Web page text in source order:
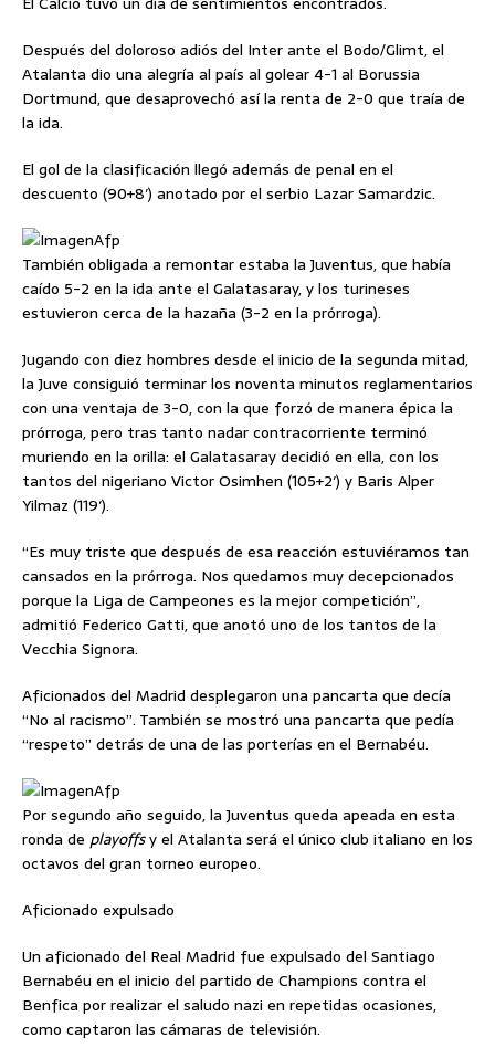
Después del doloroso adiós del Inter ante el Bodo/Glimt, el
Atalanta dio una alegría al país al golear 4-1 al Borussia
Dortmund, que desaprovechó así la renta de 2-0 que traía de
la ida.
El gol de la clasificación llegó además de penal en el
descuento (90+8′) anotado por el serbio Lazar Samardzic.
Afp
También obligada a remontar estaba la Juventus, que había
caído 5-2 en la ida ante el Galatasaray, y los turineses
estuvieron cerca de la hazaña (3-2 en la prórroga).
Jugando con diez hombres desde el inicio de la segunda mitad,
la Juve consiguió terminar los noventa minutos reglamentarios
con una ventaja de 3-0, con la que forzó de manera épica la
prórroga, pero tras tanto nadar contracorriente terminó
muriendo en la orilla: el Galatasaray decidió en ella, con los
tantos del nigeriano Victor Osimhen (105+2′) y Baris Alper
Yilmaz (119′).
“Es muy triste que después de esa reacción estuviéramos tan
cansados en la prórroga. Nos quedamos muy decepcionados
porque la Liga de Campeones es la mejor competición”,
admitió Federico Gatti, que anotó uno de los tantos de la
Vecchia Signora.
Aficionados del Madrid desplegaron una pancarta que decía
“No al racismo”. También se mostró una pancarta que pedía
“respeto” detrás de una de las porterías en el Bernabéu.
Afp
Por segundo año seguido, la Juventus queda apeada en esta
ronda de playoffsy el Atalanta será el único club italiano en los
octavos del gran torneo europeo.
Aficionado expulsado
Un aficionado del Real Madrid fue expulsado del Santiago
Bernabéu en el inicio del partido de Champions contra el
Benfica por realizar el saludo nazi en repetidas ocasiones,
como captaron las cámaras de televisión.